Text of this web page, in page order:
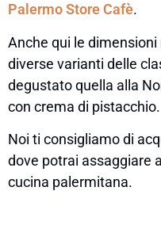
Palermo Store Cafè.
Anche qui le
diverse varianti delle
degustato quella alla
con crema di pistacchio.
Noi ti consigliamo di
dove potrai assaggiare
cucina palermitana.